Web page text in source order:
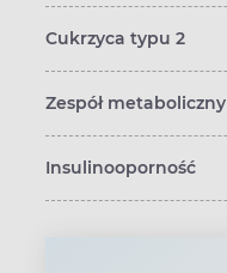
Cukrzyca typu 2
Zespół metaboliczny
Insulinooporność